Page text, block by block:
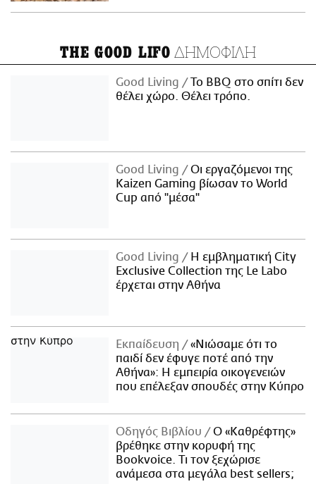
THE GOOD LIFO ΔΗΜΟΦΙΛΗ
Good Living
Το BBQ στο σπίτι δεν
θέλει χώρο. Θέλει τρόπο.
Good Living
Οι εργαζόμενοι της
Kaizen Gaming βίωσαν το World
Cup από "μέσα"
Good Living
Η εμβληματική City
Exclusive Collection της Le Labo
έρχεται στην Αθήνα
Εκπαίδευση
«Νιώσαμε ότι το
παιδί δεν έφυγε ποτέ από την
Αθήνα»: Η εμπειρία οικογενειών
που επέλεξαν σπουδές στην Κύπρο
Οδηγός Βιβλίου
Ο «Καθρέφτης»
βρέθηκε στην κορυφή της
Bookvoice. Τι τον ξεχώρισε
ανάμεσα στα μεγάλα best sellers;